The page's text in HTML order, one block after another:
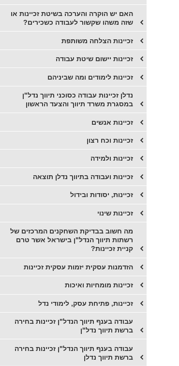
האם יש הוקרה והערכה בשיטת זכיינות או
שזה משהו שקשור לעבודה כשכירים?
זכיינות הצלחה משותפת
זכיינות יישום שיטת עבודה
זכיינות לימודים ומה שביניהם
נדלן זכיינות עבודה כסוכני תיווך נדל"ן
במסגרת משרד תיווך והצעד הראשון
זכיינות אנשים
זכיינות וכח רצון
זכיינות ולמידה
זכיינות ועבודה בתיווך נדלן תוצאה
זכיינות, יסודות ובידול
זכיינות שינוי
מה חשוב בבדיקת השחקנים המרכזים של
רשתות תיווך הנדל"ן בישראל אשר טרם
קניית זכיינות?
הזדמנות עסקית יזמות עסקית זכיינות
זכיינות מומחיות ואיכות
זכיינות, פתיחת עסק, לימודי נדל
עבודה בענף תיווך הנדל"ן זכיינות בחירה
ברשת תיווך נדל"ן
עבודה בענף תיווך הנדל"ן זכיינות בחירה
ברשת תיווך נדלן